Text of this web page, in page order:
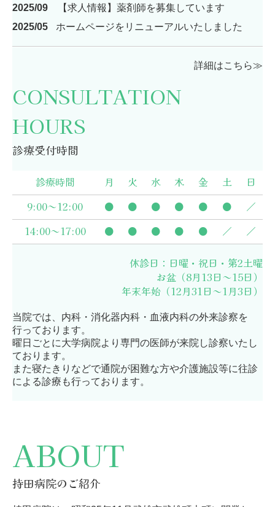
2025/09
【求人情報】薬剤師を募集しています
2025/05
ホームページをリニューアルいたしました
詳細はこちら≫
CONSULTATION
HOURS
診療受付時間
診療時間 月 火 水 木 金 土
日
9:00～12:00
● ● ● ● ● ●
／
14:00～17:00
● ● ● ● ● ／ ／
休診日：日曜・祝日・第2土曜
お盆（8月13日～15日）
年末年始（12月31日～1月3日）
当院では、内科・消化器内科・血液内科の外来診察を
行っております。
曜日ごとに大学病院より専門の医師が来院し診察いたし
ております。
また寝たきりなどで通院が困難な方や介護施設等に往診
による診療も行っております。
ABOUT
持田病院のご紹介